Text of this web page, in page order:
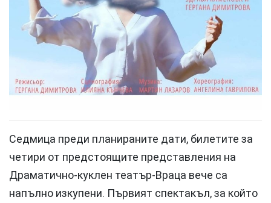
Седмица преди планираните дати, билетите за
четири от предстоящите представления на
Драматично-куклен театър-Враца вече са
напълно изкупени. Първият спектакъл, за който